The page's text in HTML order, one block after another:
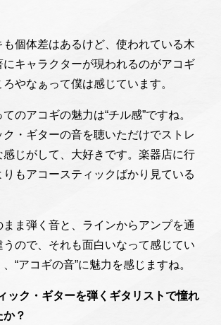
個体差はあるけど、使われている木
にキャラクターが現われるのがアコギ
やなぁって僕は感じています。
のアコギの魅力は“チル感”ですね。
・ギターの音を聴いただけでストレ
感じがして、大好きです。楽器店に行
りもアコースティックばかり見ている
ま弾く音と、ラインからアンプを通
うので、それも面白いなって感じてい
“アコギの音”に魅力を感じますね。
ック・ギターを弾くギタリストで憧れ
？